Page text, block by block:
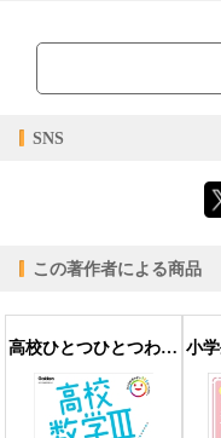
ブラウザビューア・PC版
【対応デバイス】
【PC版ConTenDoビューア】
【モバイルビューア】
SNS
この著作者による商品
高校ひとつひとつわかりやすく 高校数学IIIをひとつひとつわかりやすく。